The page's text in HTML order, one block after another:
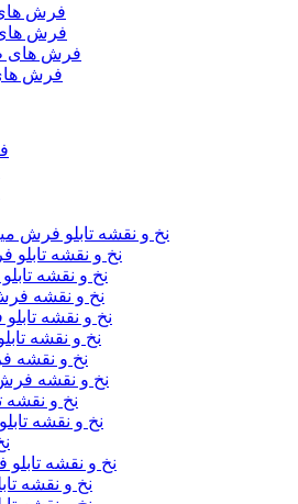
فرش
فرش
فرش های
فرش
نخ و نقشه تابلو فرش
نخ و نقشه
نخ و نقشه
نخ و نقشه
نخ و نقشه
نخ و نقشه
نخ و نقشه
نخ و نقشه
نخ و نقشه
نخ و نقشه
نخ و نقشه
نخ و نقشه